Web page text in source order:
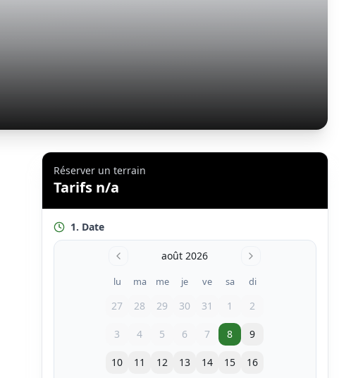
Réserver un terrain
Tarifs n/a
1. Date
août 2026
lu ma me je ve sa di
27 28 29 30 31 1 2
3 4 5 6 7 8 9
10 11 12 13 14 15 16